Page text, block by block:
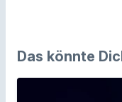
Das könnte